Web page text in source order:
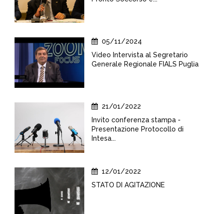
05/11/2024
Video Intervista al Segretario
Generale Regionale FIALS Puglia
21/01/2022
Invito conferenza stampa -
Presentazione Protocollo di
Intesa...
12/01/2022
STATO DI AGITAZIONE